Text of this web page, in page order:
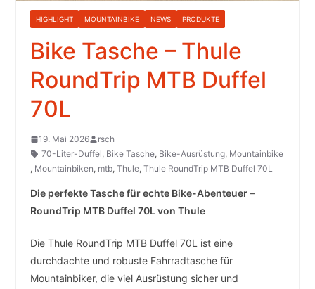
HIGHLIGHT MOUNTAINBIKE NEWS PRODUKTE
Bike Tasche – Thule
RoundTrip MTB Duffel
70L
19. Mai 2026
rsch
70-Liter-Duffel, Bike Tasche, Bike-Ausrüstung, Mountainbike
, Mountainbiken, mtb, Thule, Thule RoundTrip MTB Duffel 70L
Die perfekte Tasche für echte Bike-Abenteuer–
RoundTrip MTB Duffel 70L von Thule
Die Thule RoundTrip MTB Duffel 70L ist eine
durchdachte und robuste Fahrradtasche für
Mountainbiker, die viel Ausrüstung sicher und